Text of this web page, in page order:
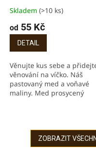
Průměrné
produktu
4,8
5
hvězdiček.
Skladem (>10 ks)
od 55 Kč
DETAIL
Věnujte kus sebe a
věnování na víčko. Náš
pastovaný med a voňavé
maliny. Med prosycený
ZOBRAZIT